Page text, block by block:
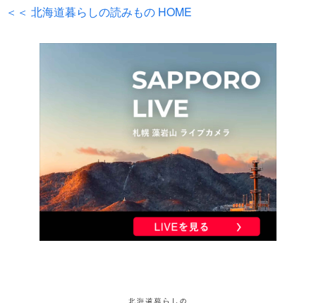
＜＜ 北海道暮らしの読みもの HOME